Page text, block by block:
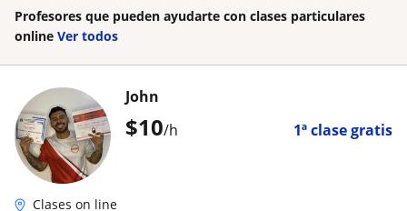
Profesores que pueden ayudarte con clases particulares
online Ver todos
$10/h 1ª clase gratis
John
Clases on line